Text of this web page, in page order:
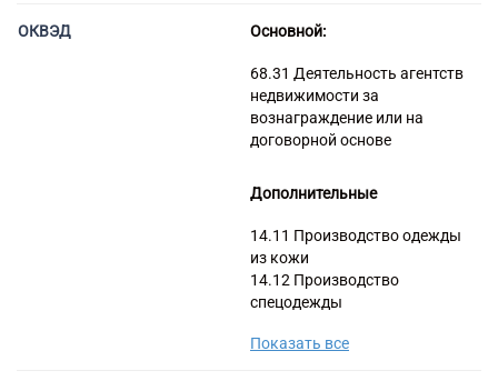
ОКВЭД Основной:
68.31 Деятельность агентств
недвижимости за
вознаграждение или на
договорной основе
Дополнительные
14.11 Производство одежды
из кожи
14.12 Производство
спецодежды
верхней одежды
Показать все